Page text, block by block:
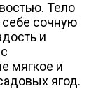
Тело
себе сочную
и
мягкое и
ягод.